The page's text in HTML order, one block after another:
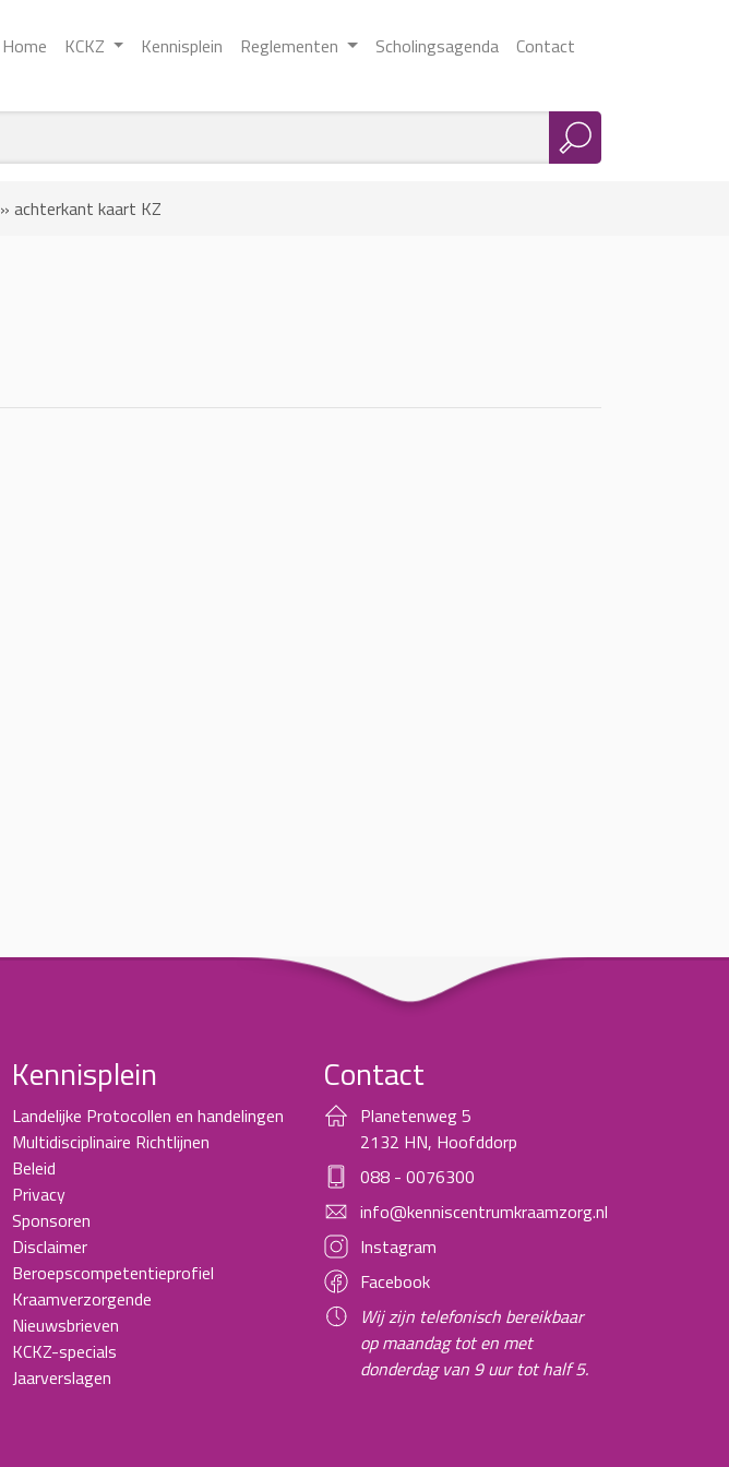
Home KCKZ Kennisplein Reglementen Scholingsagenda Contact
» achterkant kaart KZ
Kennisplein
Landelijke Protocollen en handelingen
Multidisciplinaire Richtlijnen
Beleid
Privacy
Sponsoren
Disclaimer
Beroepscompetentieprofiel
Kraamverzorgende
Nieuwsbrieven
KCKZ-specials
Jaarverslagen
Contact
Planetenweg 5
2132 HN, Hoofddorp
088 - 0076300
info@kenniscentrumkraamzorg.nl
Instagram
Facebook
Wij zijn telefonisch bereikbaar
op maandag tot en met
donderdag van 9 uur tot half 5.